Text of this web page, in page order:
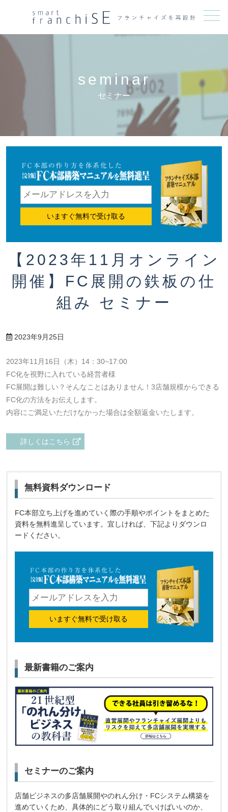
メニュー
seminar
セミナー
いますぐ無料で受け取る
【2023年11月オンライン
開催】FC展開の鉄板の仕
組み セミナー
2023年9月25日
2023年11月16日（木）14：30~17:00
FC化を視野に入れている経営者様
FC展開は難しい？そんなことはありません！3店舗規模からできる
FC化の方法をお伝えします。
内容にご満足いただけなかった場合は全額返金いたします。
詳しくはこちら
無料資料ダウンロード
FC本部立ち上げを進めていく際の手順やポイントをまとめた
資料を無料進呈しています。宜しければ、下記よりダウンロ
ードください。
いますぐ無料で受け取る
最新書籍のご案内
セミナーのご案内
店舗ビジネスの多店舗展開やのれん分け・FCシステム構築を
進めていくため、具体的にどう取り組んでいけばいいのか、